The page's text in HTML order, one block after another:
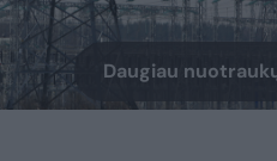
Daugiau